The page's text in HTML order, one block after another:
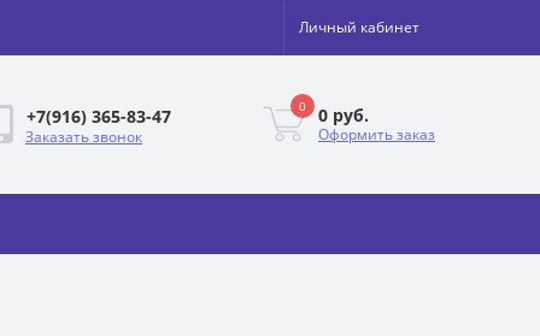
Личный кабинет
+7(916) 365-83-47
Заказать звонок
0 0 руб.
Оформить заказ